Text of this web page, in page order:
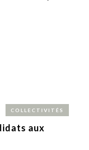
COLLECTIVITÉS
aux